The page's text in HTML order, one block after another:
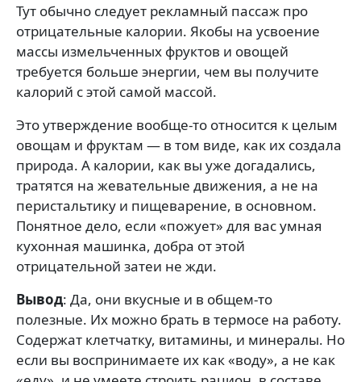
Тут обычно следует рекламный пассаж про
отрицательные калории. Якобы на усвоение
массы измельченных фруктов и овощей
требуется больше энергии, чем вы получите
калорий с этой самой массой.
Это утверждение вообще-то относится к целым
овощам и фруктам — в том виде, как их создала
природа. А калории, как вы уже догадались,
тратятся на жевательные движения, а не на
перистальтику и пищеварение, в основном.
Понятное дело, если «пожует» для вас умная
кухонная машинка, добра от этой
отрицательной затеи не жди.
Вывод: Да, они вкусные и в общем-то
полезные. Их можно брать в термосе на работу.
Содержат клетчатку, витамины, и минералы. Но
если вы воспринимаете их как «воду», а не как